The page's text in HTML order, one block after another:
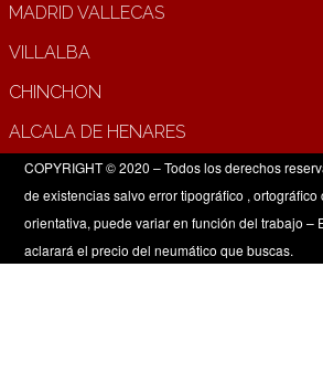
MADRID VALLECAS
VILLALBA
CHINCHON
ALCALA DE HENARES
COPYRIGHT © 2020 – Todos los derechos
de existencias salvo error tipográfico ,
orientativa, puede variar en función del trabajo –
aclarará el precio del neumático que buscas.